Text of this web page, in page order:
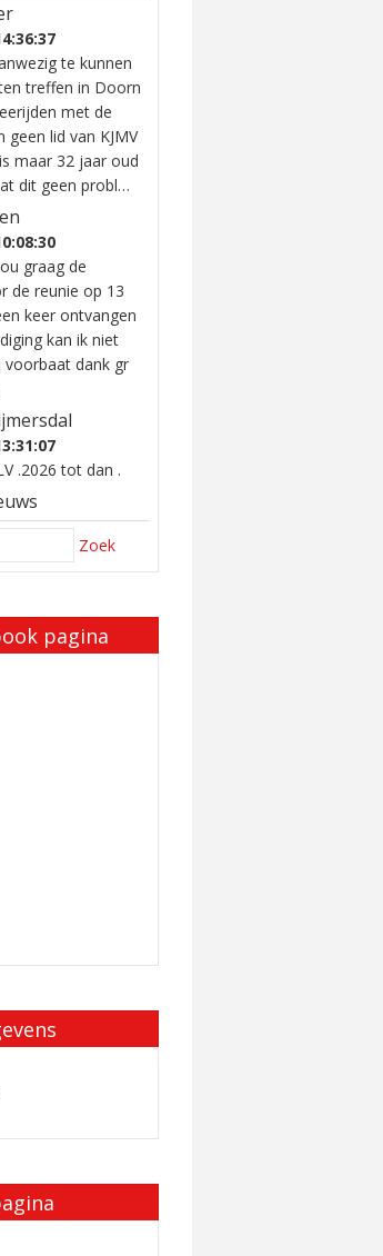
te kunnen
treffen in Doorn
met de
lid van KJMV
maar 32 jaar oud
dit geen probl…
graag de
de reunie op 13
keer ontvangen
kan ik niet
voorbaat dank gr
.2026 tot dan .
Zoek
pagina